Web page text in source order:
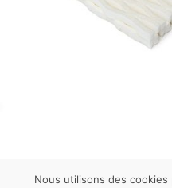
Nous utilisons des